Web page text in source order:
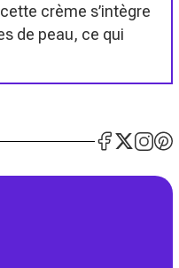
crème s’intègre
de peau, ce qui